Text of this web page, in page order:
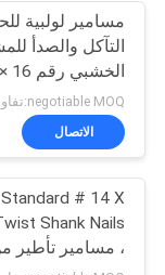
جولة
المعمل
مراقبة
الجودة
37
مسامير لولبية
التآكل والصدأ
الخشبي رقم 16 × 25 مم
negotiable MOQ:تفاوض
الاتصال
# 14 X
Shank Nails
، مسامير تأطير